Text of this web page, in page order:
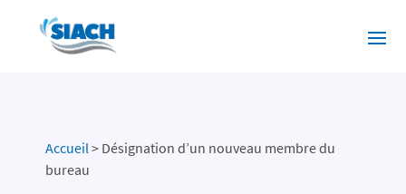
Accueil> Désignation d’un nouveau membre du
bureau